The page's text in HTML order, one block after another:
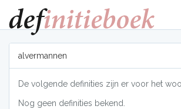
alvermannen
De volgende definities zijn er voor het
Nog geen definities bekend.